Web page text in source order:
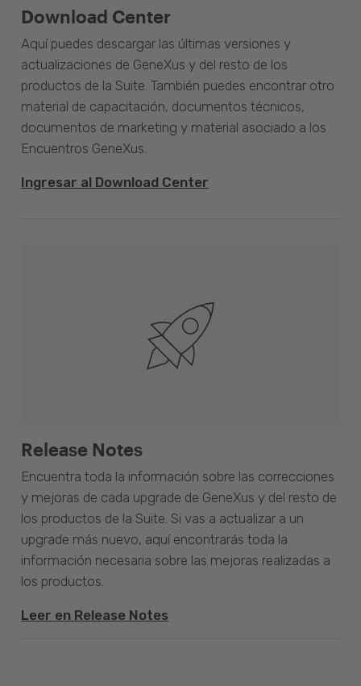
Download Center
Aquí puedes descargar las últimas versiones y
actualizaciones de GeneXus y del resto de los
productos de la Suite. También puedes encontrar otro
material de capacitación, documentos técnicos,
documentos de marketing y material asociado a los
Encuentros GeneXus.
Ingresar al Download Center
Release Notes
Encuentra toda la información sobre las correcciones
y mejoras de cada upgrade de GeneXus y del resto de
los productos de la Suite. Si vas a actualizar a un
upgrade más nuevo, aquí encontrarás toda la
información necesaria sobre las mejoras realizadas a
los productos.
Leer en Release Notes